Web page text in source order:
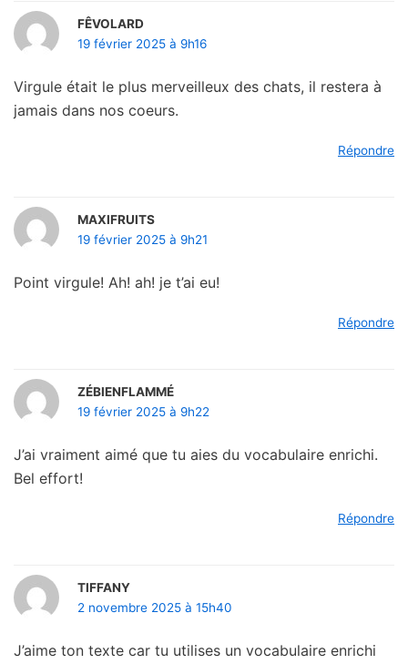
FÊVOLARD
19 février 2025 à 9h16
Virgule était le plus merveilleux des chats, il restera à
jamais dans nos coeurs.
Répondre
MAXIFRUITS
19 février 2025 à 9h21
Point virgule! Ah! ah! je t’ai eu!
Répondre
ZÉBIENFLAMMÉ
19 février 2025 à 9h22
J’ai vraiment aimé que tu aies du vocabulaire enrichi.
Bel effort!
Répondre
TIFFANY
2 novembre 2025 à 15h40
J’aime ton texte car tu utilises un vocabulaire enrichi